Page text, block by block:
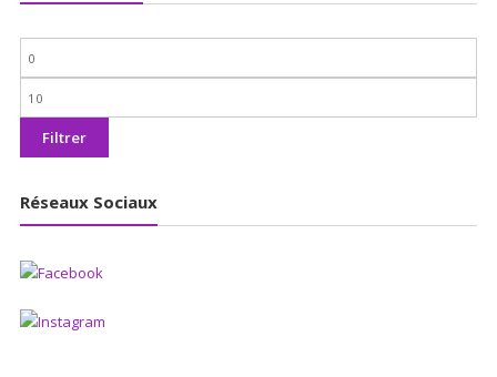
Prix
min
Prix
max
Filtrer
Réseaux Sociaux